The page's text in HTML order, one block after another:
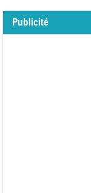
Publicité